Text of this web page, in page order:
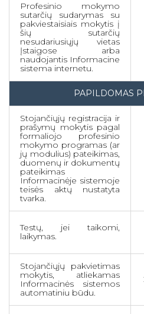
Profesinio mokymo
sutarčių sudarymas su
pakviestaisiais mokytis į
šių sutarčių
nesudariusiųjų vietas
Įstaigose arba
naudojantis Informacine
sistema internetu.
PAPILDOMAS
Stojančiųjų registracija ir
prašymų mokytis pagal
formaliojo profesinio
mokymo programas (ar
jų modulius) pateikimas,
duomenų ir dokumentų
pateikimas
Informacinėje sistemoje
teisės aktų nustatyta
tvarka.
Testų, jei taikomi,
laikymas.
Stojančiųjų pakvietimas
mokytis, atliekamas
Informacinės sistemos
automatiniu būdu.